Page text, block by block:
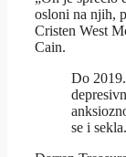
osloni na njih,
Cristen West
Cain.
Do
se i sekla.